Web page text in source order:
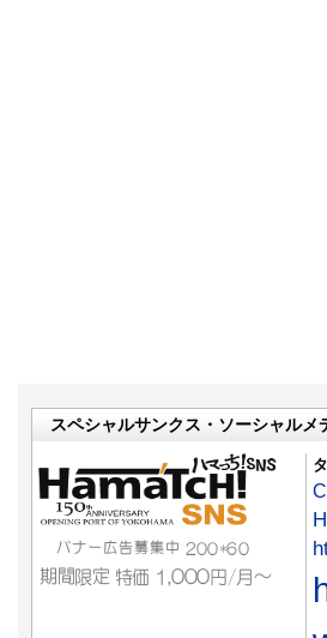
スペシャルサンクス・ソーシャルメ